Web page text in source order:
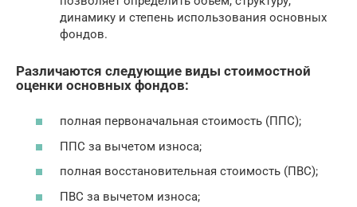
динамику и степень использования основных
фондов.
Различаются следующие виды стоимостной
оценки основных фондов:
полная первоначальная стоимость (ППС);
ППС за вычетом износа;
полная восстановительная стоимость (ПВС);
ПВС за вычетом износа;